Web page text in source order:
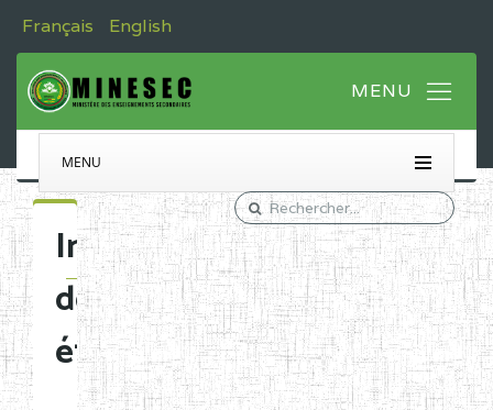
Français English
MENU
Immatriculation
des
établissements